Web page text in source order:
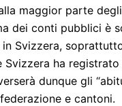
maggior parte
dei conti pubblici è
Svizzera,
Svizzera ha
dunque gli
e cantoni.